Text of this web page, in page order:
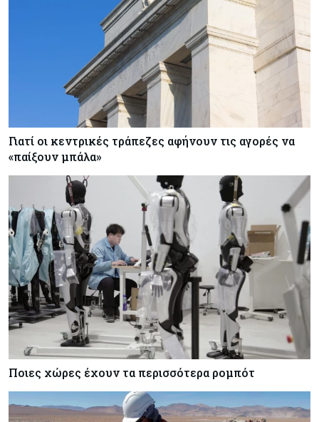
Γιατί οι κεντρικές τράπεζες αφήνουν τις αγορές να
«παίξουν μπάλα»
Ποιες χώρες έχουν τα περισσότερα ρομπότ